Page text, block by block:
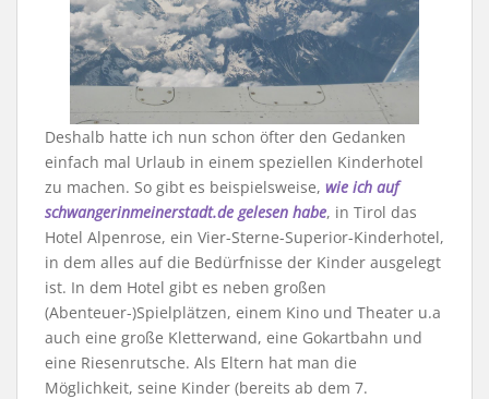
Deshalb hatte ich nun schon öfter den Gedanken
einfach mal Urlaub in einem speziellen Kinderhotel
zu machen. So gibt es beispielsweise, wie ich auf
schwangerinmeinerstadt.de gelesen habe, in Tirol das
Hotel Alpenrose, ein Vier-Sterne-Superior-Kinderhotel,
in dem alles auf die Bedürfnisse der Kinder ausgelegt
ist. In dem Hotel gibt es neben großen
(Abenteuer-)Spielplätzen, einem Kino und Theater u.a
auch eine große Kletterwand, eine Gokartbahn und
eine Riesenrutsche. Als Eltern hat man die
Möglichkeit, seine Kinder (bereits ab dem 7.